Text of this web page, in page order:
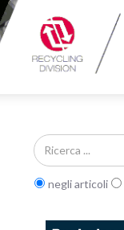
negli articoli